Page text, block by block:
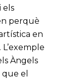
els
perquè
en
Àngels
el